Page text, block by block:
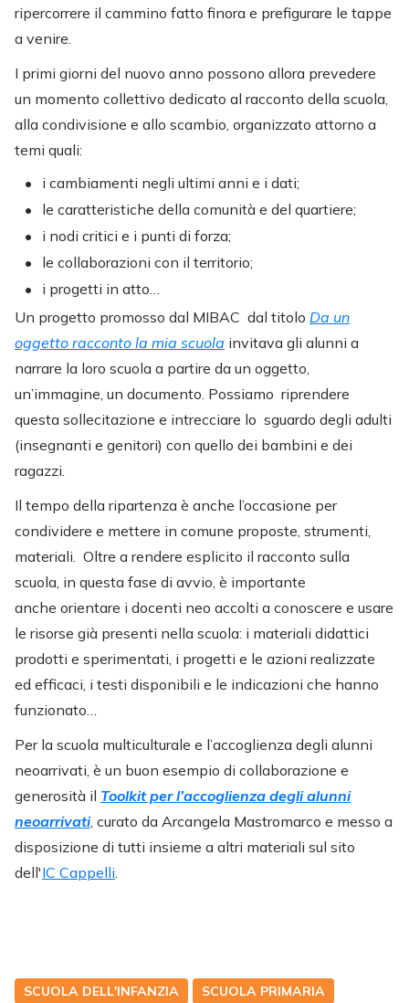
ripercorrere il cammino fatto finora e prefigurare le tappe
a venire.
I primi giorni del nuovo anno possono allora prevedere
un momento collettivo dedicato al racconto della scuola,
alla condivisione e allo scambio, organizzato attorno a
temi quali:
i cambiamenti negli ultimi anni e i dati;
le caratteristiche della comunità e del quartiere;
i nodi critici e i punti di forza;
le collaborazioni con il territorio;
i progetti in atto…
Un progetto promosso dal MIBAC dal titolo Da un
oggetto racconto la mia scuola invitava gli alunni a
narrare la loro scuola a partire da un oggetto,
un’immagine, un documento. Possiamo riprendere
questa sollecitazione e intrecciare lo sguardo degli adulti
(insegnanti e genitori) con quello dei bambini e dei
ragazzi.
Il tempo della ripartenza è anche l’occasione per
condividere e mettere in comune proposte, strumenti,
materiali. Oltre a rendere esplicito il racconto sulla
scuola, in questa fase di avvio, è importante
anche orientare i docenti neo accolti a conoscere e usare
le risorse già presenti nella scuola: i materiali didattici
prodotti e sperimentati, i progetti e le azioni realizzate
ed efficaci, i testi disponibili e le indicazioni che hanno
funzionato…
Per la scuola multiculturale e l’accoglienza degli alunni
neoarrivati, è un buon esempio di collaborazione e
generosità il Toolkit per l’accoglienza degli alunni
neoarrivati, curato da Arcangela Mastromarco e messo a
disposizione di tutti insieme a altri materiali sul sito
dell'IC Cappelli
SCUOLA DELL'INFANZIA SCUOLA PRIMARIA